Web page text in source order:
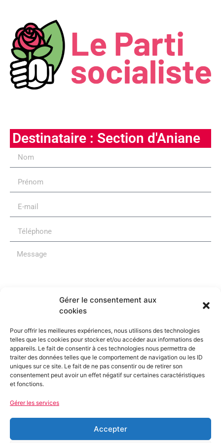
Gérer le consentement aux
cookies
Pour offrir les meilleures expériences, nous utilisons des technologies
telles que les cookies pour stocker et/ou accéder aux informations des
appareils. Le fait de consentir à ces technologies nous permettra de
traiter des données telles que le comportement de navigation ou les ID
uniques sur ce site. Le fait de ne pas consentir ou de retirer son
consentement peut avoir un effet négatif sur certaines caractéristiques
et fonctions.
Gérer les services
Accepter
Destinataire : Section d'Aniane
Je souhaite m'inscrire à la newsletter du Parti
Socialiste de l'Hérault
Envoyer
Les Jeunes Socialistes